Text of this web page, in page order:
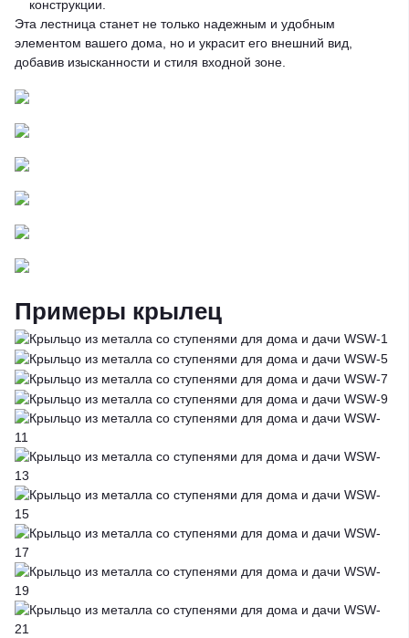
конструкции.
Эта лестница станет не только надежным и удобным
элементом вашего дома, но и украсит его внешний вид,
добавив изысканности и стиля входной зоне.
Примеры крылец